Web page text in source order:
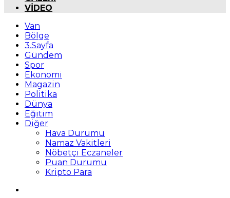
VİDEO
Van
Bölge
3.Sayfa
Gündem
Spor
Ekonomi
Magazin
Politika
Dünya
Eğitim
Diğer
Hava Durumu
Namaz Vakitleri
Nöbetçi Eczaneler
Puan Durumu
Kripto Para